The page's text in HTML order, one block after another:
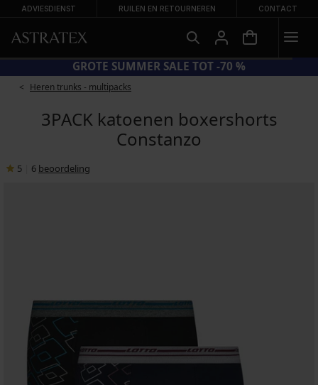
ADVIESDIENST RUILEN EN RETOURNEREN CONTACT
GROTE SUMMER SALE TOT -70 %
Heren trunks - multipacks
3PACK katoenen boxershorts
Constanzo
5 6 beoordeling